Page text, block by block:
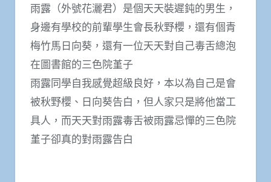
雨露（外號花灑君）是個天天裝遲鈍的男生，
身邊有學校的前輩學生會長秋野櫻，還有個青
梅竹馬日向葵，還有一位天天對自己毒舌總泡
在圖書館的三色院堇子
雨露同學自我感覺超級良好，本以為自己是會
被秋野櫻、日向葵告白，但人家只是將他當工
具人，而天天對雨露毒舌被雨露忌憚的三色院
堇子卻真的對雨露告白